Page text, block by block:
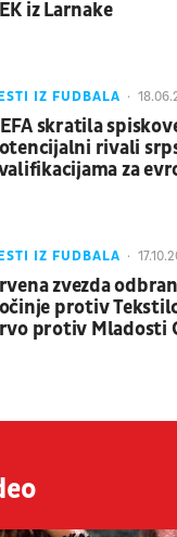
iz Larnake
IZ FUDBALA
skratila
rivali
za
IZ FUDBALA
zvezda
protiv
protiv Mladosti